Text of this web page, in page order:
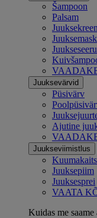
Šampoon
Palsam
Juuksemask
Juuksevärvid
Püsivärv
Ajutine
Juukseviimistlus
Juuksepiim
Juuksesprei
VAATA
Kuidas me saame